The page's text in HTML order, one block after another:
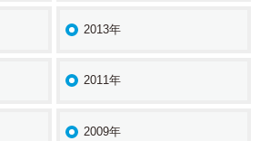
2013年
2011年
2009年